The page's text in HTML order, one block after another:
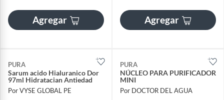
Agregar Agregar
PURA
Sarum acido Hialuranico Dor
97ml Hidratacian Antiedad
Por VYSE GLOBAL PE
PURA
NÚCLEO PARA PURIFICADOR
MINI
Por DOCTOR DEL AGUA